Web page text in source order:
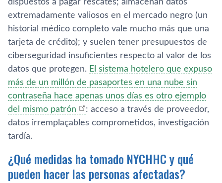
dispuestos a pagar rescates; almacenan datos
extremadamente valiosos en el mercado negro (un
historial médico completo vale mucho más que una
tarjeta de crédito); y suelen tener presupuestos de
ciberseguridad insuficientes respecto al valor de los
datos que protegen. El sistema hotelero que expuso
más de un millón de pasaportes en una nube sin
contraseña hace apenas unos días es otro ejemplo
del mismo patrón
: acceso a través de proveedor,
datos irremplaçables comprometidos, investigación
tardía.
¿Qué medidas ha tomado NYCHHC y qué
pueden hacer las personas afectadas?